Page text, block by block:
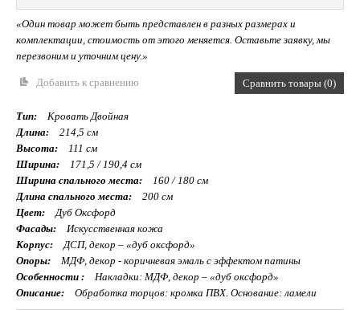
«Один товар может быть представлен в разных размерах и
комплектации, стоимость от этого меняется. Оставьте заявку, мы
перезвоним и уточним цену.»
Добавить к сравнению Сравнить товары (0)
Тип:
Кровать Двойная
Длина:
214,5 см
Высота:
111 см
Ширина:
171,5 / 190,4 см
Ширина спального места:
160 / 180 см
Длина спального места:
200 см
Цвет:
Дуб Оксфорд
Фасады:
Искусственная кожа
Корпус:
ДСП, декор – «дуб оксфорд»
Опоры:
МДФ, декор - коричневая эмаль с эффектом патины
Особенности :
Накладки: МДФ, декор – «дуб оксфорд»
Описание:
Обработка торцов: кромка ПВХ. Основание: ламели